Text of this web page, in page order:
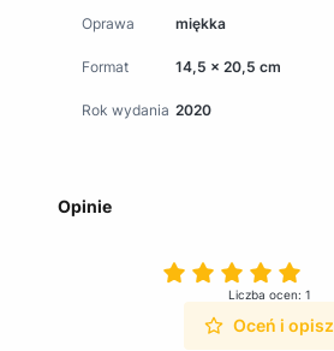
Oprawa miękka
Format 14,5 x 20,5 cm
Rok wydania 2020
Opinie
Liczba ocen: 1
Oceń i opisz